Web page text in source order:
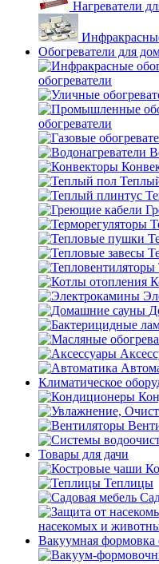
Нагреватели
Обогреватели для
обогреватели
обогреватели
Климатическое
Товары для дачи
Теплицы
насекомых и
Вакуумная формовка